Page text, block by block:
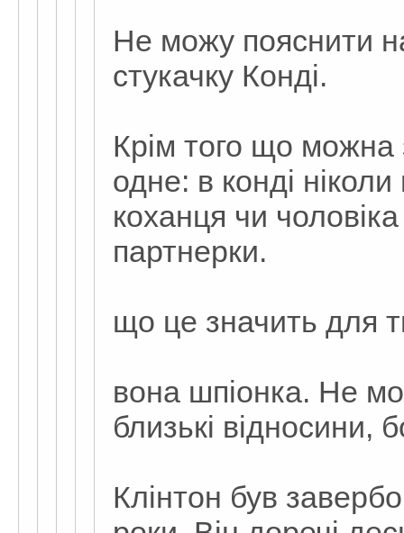
Не можу пояснити
стукачку Конді.
Крім того що можна
одне: в конді
коханця чи
партнерки.
що це значить для
вона шпіонка. Не
близькі
Клінтон був